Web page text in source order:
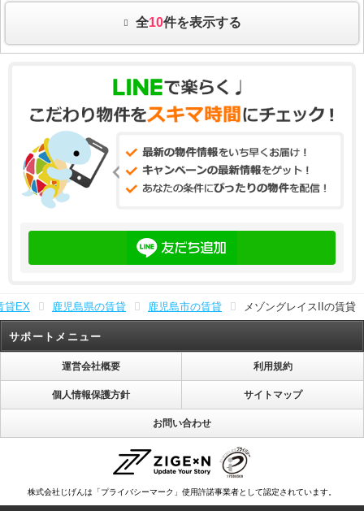
全10件を表示する
貸EX 鹿児島県の賃貸 鹿児島市の賃貸 メゾングレイスIIの賃貸
サポートメニュー
運営会社概要 利用規約
個人情報保護方針 サイトマップ
お問い合わせ
株式会社じげんは「プライバシーマーク」使用許諾事業者として認定されています。